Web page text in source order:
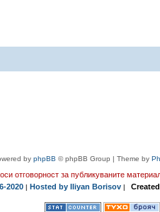
by phpBB © phpBB Group | Theme by
отговорност за публикуваните
2020 | Hosted by Iliyan Borisov |